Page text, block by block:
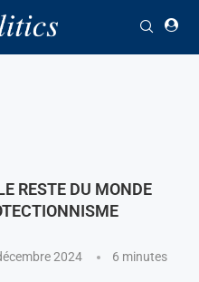
RESTE DU MONDE
2024
6 minutes